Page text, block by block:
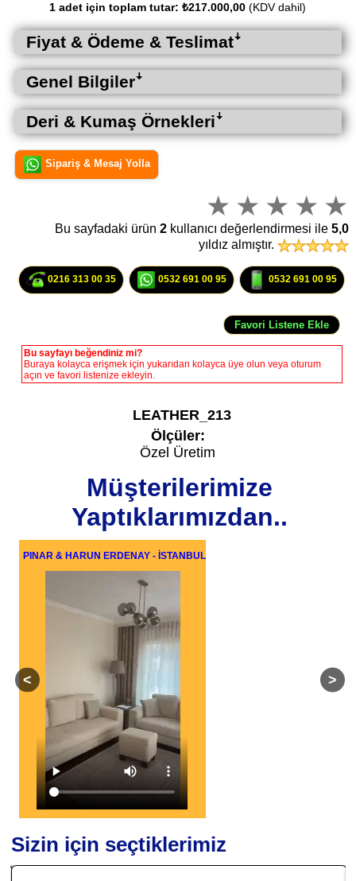
1 adet için toplam tutar:₺217.000,00 (KDV dahil)
Fiyat & Ödeme & Teslimatꜜ
Genel Bilgilerꜜ
Deri & Kumaş Örnekleriꜜ
Sipariş & Mesaj Yolla
Bu sayfadaki ürün2 kullanıcı değerlendirmesi ile5,0
yıldız almıştır.
0216 313 00 35 0532 691 00 95 0532 691 00 95
Bu sayfayı beğendiniz mi?
Buraya kolayca erişmek için yukarıdan kolayca üye olun veya oturum
açın ve favori listenize ekleyin.
LEATHER_213
Ölçüler:
Özel Üretim
Müşterilerimize
Yaptıklarımızdan..
PINAR & HARUN ERDENAY - İSTANBUL
Sizin için seçtiklerimiz